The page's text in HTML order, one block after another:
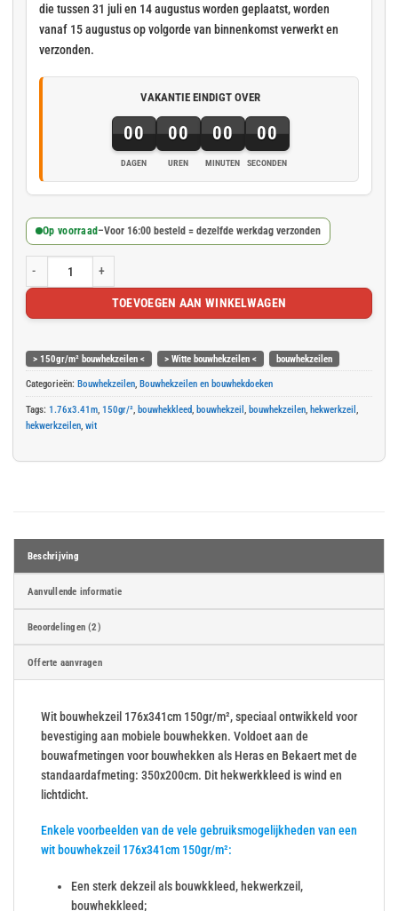
die tussen 31 juli en 14 augustus worden geplaatst, worden
vanaf 15 augustus op volgorde van binnenkomst verwerkt en
verzonden.
VAKANTIE EINDIGT OVER
00
DAGEN
00
UREN
00
MINUTEN
00
SECONDEN
Op voorraad –Voor 16:00 besteld = dezelfde werkdag verzonden
Wit bouwhekzeil 176x341cm 150gr/m² aantal
TOEVOEGEN AAN WINKELWAGEN
> 150gr/m² bouwhekzeilen < > Witte bouwhekzeilen <
bouwhekzeilen
Categorieën: Bouwhekzeilen, Bouwhekzeilen en bouwhekdoeken
Tags: 1.76x3.41m, 150gr/², bouwhekkleed, bouwhekzeil , bouwhekzeilen, hekwerkzeil ,
hekwerkzeilen, wit
Beschrijving
Aanvullende informatie
Beoordelingen (2)
Offerte aanvragen
Wit bouwhekzeil 176x341cm 150gr/m², speciaal ontwikkeld voor
bevestiging aan mobiele bouwhekken. Voldoet aan de
bouwafmetingen voor bouwhekken als Heras en Bekaert met de
standaardafmeting: 350x200cm. Dit hekwerkkleed is wind en
lichtdicht.
Enkele voorbeelden van de vele gebruiksmogelijkheden van een
wit bouwhekzeil 176x341cm 150gr/m²:
Een sterk dekzeil als bouwkkleed, hekwerkzeil,
bouwhekkleed;